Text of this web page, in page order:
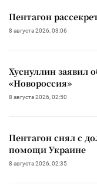
Пентагон
8 августа 2026, 03:06
Хуснуллин заявил
«Новороссия»
8 августа 2026, 02:50
Пентагон снял с
помощи Украине
8 августа 2026, 02:35